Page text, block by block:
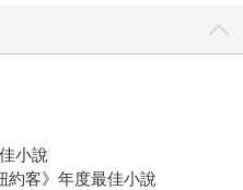
小說
客》年度最佳小說